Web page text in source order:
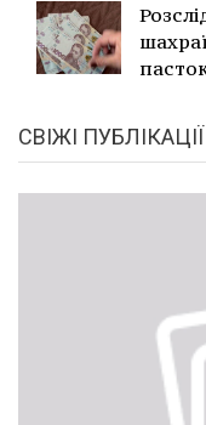
СВІЖІ ПУБЛІКАЦІЇ